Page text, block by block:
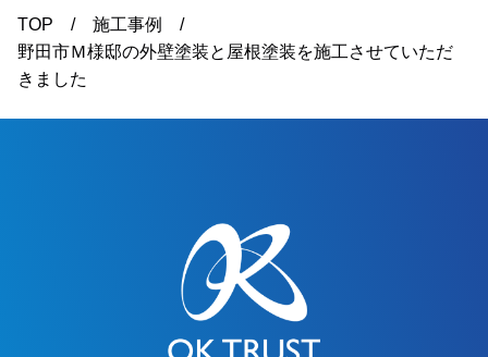
相談からでも大丈夫です！現地調査、お見積りは
もちろん無料にて行っております。またお支払い
方法につきましても、無金利ローンを取り扱って
おりますので、ご遠路なくお申しつけください。
お待ちしております。
TOP
施工事例
野田市Ｍ様邸の外壁塗装と屋根塗装を施工させていただ
きました